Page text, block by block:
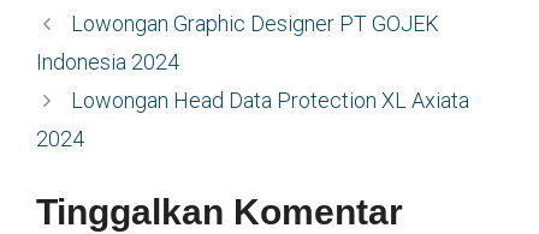
Lowongan Graphic Designer PT GOJEK
Indonesia 2024
Lowongan Head Data Protection XL Axiata
2024
Tinggalkan Komentar